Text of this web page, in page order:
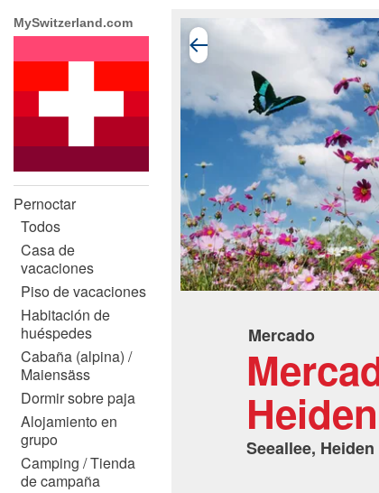
MySwitzerland.com
Pernoctar
Todos
Casa de
vacaciones
Piso de vacaciones
Habitación de
huéspedes
Cabaña (alpina) /
Maiensäss
Dormir sobre paja
Alojamiento en
grupo
Camping / Tienda
de campaña
Mercado
Heiden
Seeallee, Heiden